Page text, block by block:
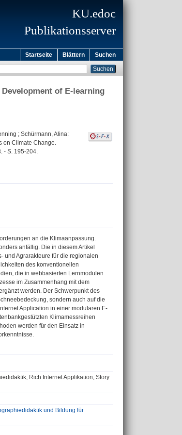
KU.edoc
Publikationsserver
Startseite Blättern Suchen
of E-learning
; Schürmann, Alina:
on Climate Change.
- S. 195-204.
an die Klimaanpassung.
anfällig. Die in diesem Artikel
und Agrarakteure für die regionalen
des konventionellen
die in webbasierten Lernmodulen
im Zusammenhang mit dem
werden. Der Schwerpunkt des
sondern auch auf die
Application in einer modularen E-
Klimamessreihen
werden für den Einsatz in
Rich Internet Applikation, Story
und Bildung für